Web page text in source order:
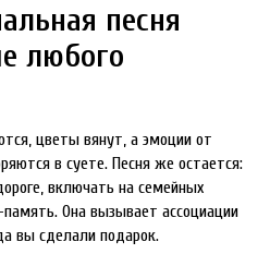
песня
любого
цветы вянут, а эмоции от
в суете. Песня же остается:
включать на семейных
Она вызывает ассоциации
вы сделали подарок.